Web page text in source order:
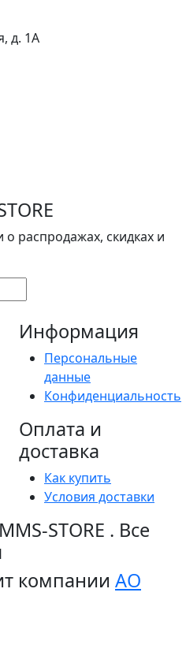
д. 1А
распродажах, скидках и
Информация
Персональные
данные
Конфиденциальность
Оплата и
доставка
Как купить
Условия доставки
MMS-STORE . Все
компании АО